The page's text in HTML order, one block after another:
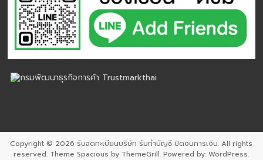
Copyright © 2026 รับจดทะเบียนบริษัท รับทำบัญชี ปิดงบการเงิน. All rights
reserved. ThemeSpacious by ThemeGrill. Powered by:WordPress.